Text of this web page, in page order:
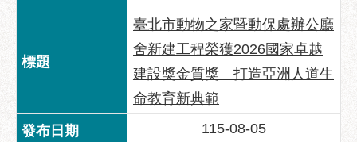
彙
陳
情
政
臺北市動物之家暨動保處辦公廳
舍新建工程榮獲2026國家卓越
建設獎金質獎 打造亞洲人道生
命教育新典範
115-08-05